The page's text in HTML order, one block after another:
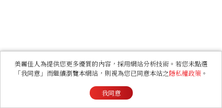
美麗佳人為提供您更多優質的內容，採用網站分析技術。若您未點選
「我同意」而繼續瀏覽本網站，則視為您已同意本站之隱私權政策 。
我同意